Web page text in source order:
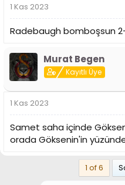
1 Kas 2023
Radebaugh bomboşsun
Murat Begen
Kayıtlı Üye
1 Kas 2023
Samet saha içinde
orada Göksenin'in
1 of 6